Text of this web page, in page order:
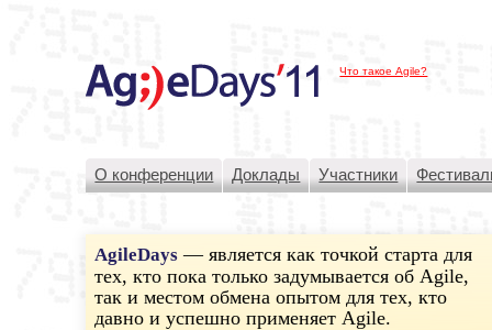
Что такое Agile?
О конференции Доклады Участники
AgileDays — является как точкой старта для
тех, кто пока только задумывается об Agile,
так и местом обмена опытом для тех, кто
давно и успешно применяет Agile.